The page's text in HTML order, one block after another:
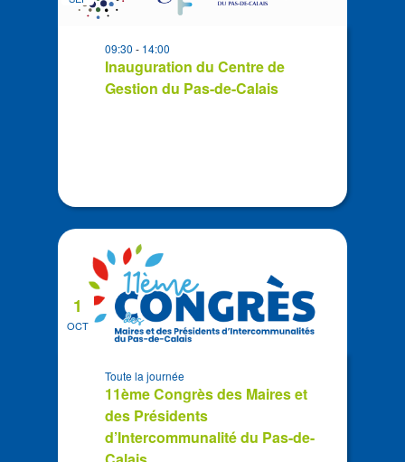
events
Photo
ViewInauguration du Centre de
Gestion du Pas-de-Calais
09:30- 14:00
OCT
1
11ème Congrès des Maires et
des Présidents
d’Intercommunalité du Pas-de-
Toute la journée